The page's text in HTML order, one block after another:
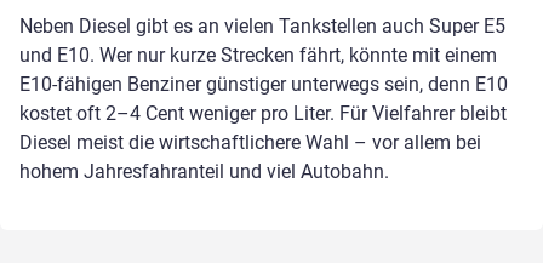
Neben Diesel gibt es an vielen Tankstellen auch Super E5
und E10. Wer nur kurze Strecken fährt, könnte mit einem
E10-fähigen Benziner günstiger unterwegs sein, denn E10
kostet oft 2–4 Cent weniger pro Liter. Für Vielfahrer bleibt
Diesel meist die wirtschaftlichere Wahl – vor allem bei
hohem Jahresfahranteil und viel Autobahn.